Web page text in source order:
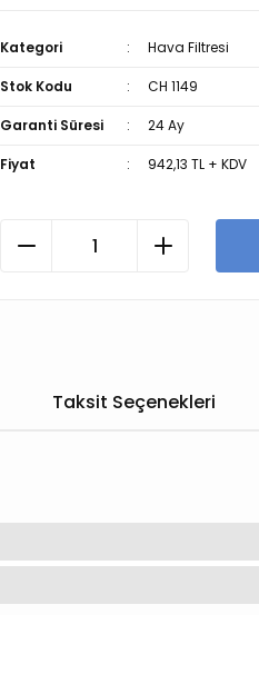
Kategori Hava Filtresi
Stok Kodu CH 1149
Garanti Süresi 24 Ay
Fiyat 942,13 TL + KDV
Taksit Seçenekleri